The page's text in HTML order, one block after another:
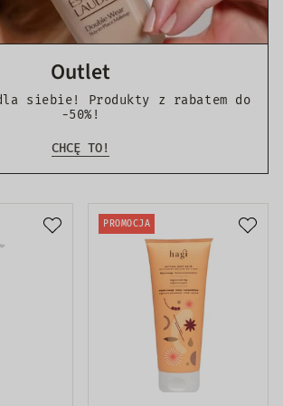
Outlet
siebie! Produkty z rabatem do
-50%!
CHCĘ TO!
PROMOCJA